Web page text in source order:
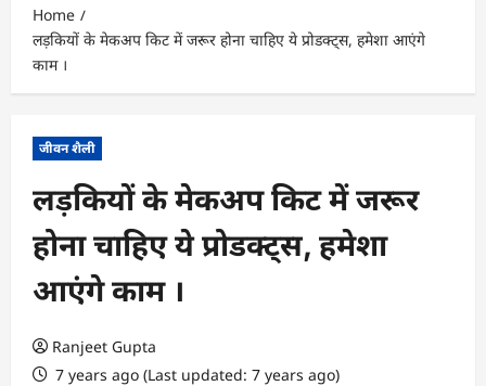
Home
लड़कियों के मेकअप किट में जरूर होना चाहिए ये प्रोडक्ट्स, हमेशा आएंगे
काम ।
जीवन शैली
लड़कियों के मेकअप किट में जरूर
होना चाहिए ये प्रोडक्ट्स, हमेशा
आएंगे काम ।
Ranjeet Gupta
7 years ago (Last updated: 7 years ago)